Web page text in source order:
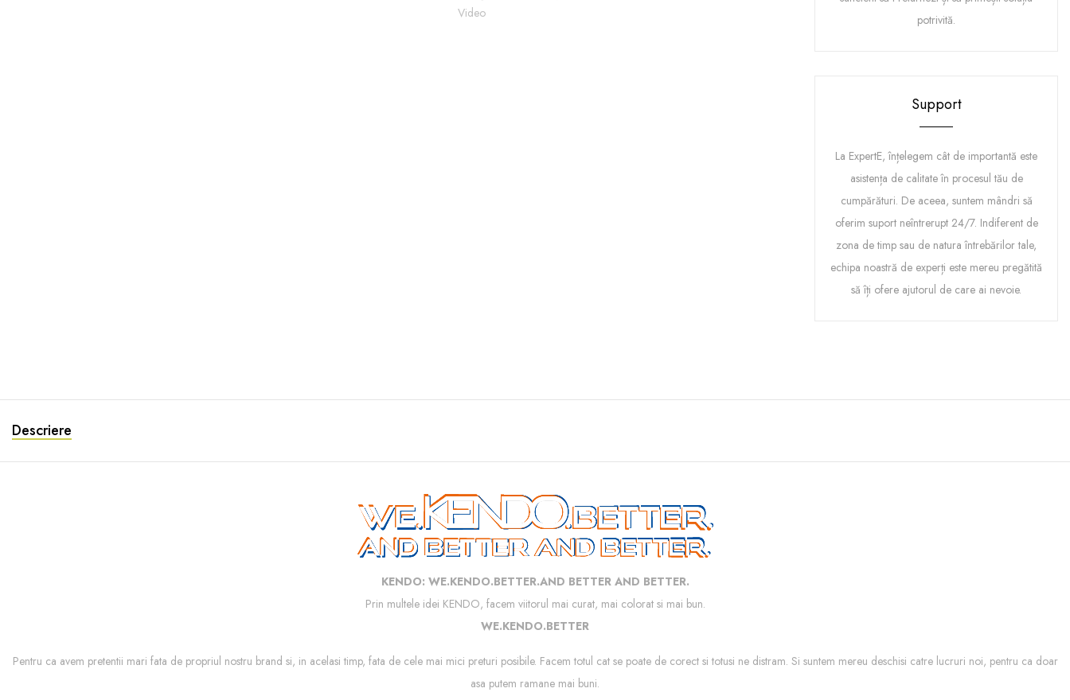
Video
potrivită.
Support
La ExpertE, înțelegem cât de importantă este
asistența de calitate în procesul tău de
cumpărături. De aceea, suntem mândri să
oferim suport neîntrerupt 24/7. Indiferent de
zona de timp sau de natura întrebărilor tale,
echipa noastră de experți este mereu pregătită
să îți ofere ajutorul de care ai nevoie.
Descriere
KENDO: WE.KENDO.BETTER.AND BETTER AND BETTER.
Prin multele idei KENDO, facem viitorul mai curat, mai colorat si mai bun.
WE.KENDO.BETTER
Pentru ca avem pretentii mari fata de propriul nostru brand si, in acelasi timp, fata de cele mai mici preturi posibile. Facem totul cat se poate de corect si totusi ne distram. Si suntem mereu deschisi catre lucruri noi, pentru ca doar
asa putem ramane mai buni.